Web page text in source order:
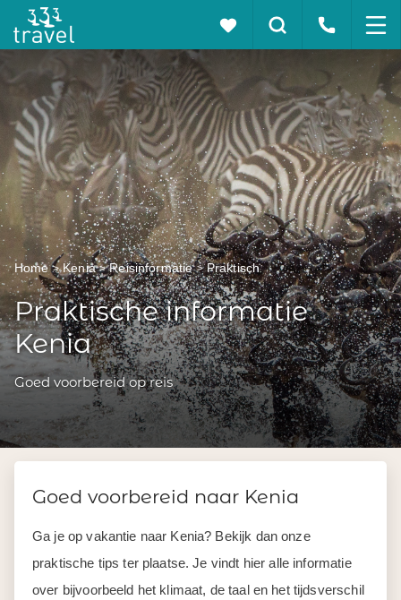
Home Kenia Reisinformatie Praktisch
Praktische informatie
Kenia
Goed voorbereid op reis
Goed voorbereid naar Kenia
Ga je op vakantie naar Kenia? Bekijk dan onze
praktische tips ter plaatse. Je vindt hier alle informatie
over bijvoorbeeld het klimaat, de taal en het tijdsverschil